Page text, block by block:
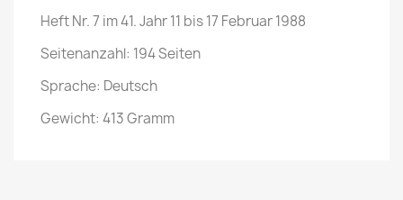
Heft Nr. 7 im 41. Jahr 11 bis 17 Februar 1988
Seitenanzahl: 194 Seiten
Sprache: Deutsch
Gewicht: 413 Gramm